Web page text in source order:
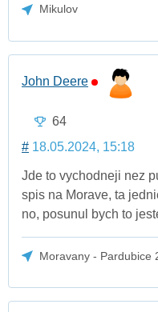
Mikulov
John Deere
64
# 18.05.2024, 15:18
Jde to vychodneji nez
spis na Morave, ta
no, posunul bych to
Moravany - Pardubice